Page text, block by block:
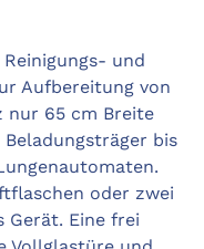
und
Aufbereitung von
nur 65 cm Breite
bis
oder zwei
Gerät. Eine frei